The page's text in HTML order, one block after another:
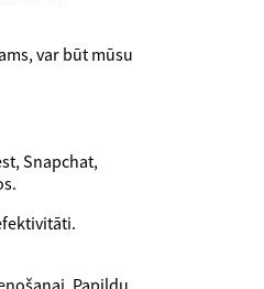
var būt mūsu
Snapchat,
Papildu